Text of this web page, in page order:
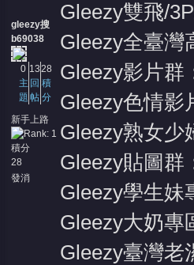
gleezy搜
b69038
0
主
題
13
回
帖
28
積
分
新手上路
積分
28
發消
Gleezy雙飛/
Gleezy全臺灣
Gleezy影片群
Gleezy色情影
Gleezy熟女少
Gleezy貼圖群
Gleezy學生妹
Gleezy大奶專
Gleezy臺灣老